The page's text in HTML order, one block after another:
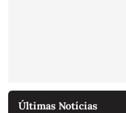
Últimas Notícias